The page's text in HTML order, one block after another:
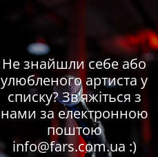
Не знайшли себе або
улюбленого артиста у
списку? Зв'яжіться з
нами за електронною
поштою
info@fars.com.ua :)